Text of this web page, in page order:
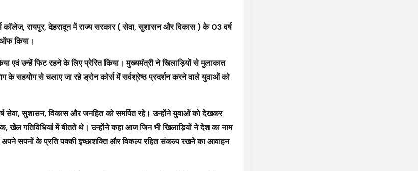
कॉलेज, रायपुर, देहरादून में राज्य सरकार ( सेवा, सुशासन और विकास ) के 03 वर्ष
ऑफ किया।
एवं उन्हें फिट रहने के लिए प्रेरित किया। मुख्यमंत्री ने खिलाड़ियों से मुलाकात
के सहयोग से चलाए जा रहे ड्रोन कोर्स में सर्वश्रेष्ठ प्रदर्शन करने वाले युवाओं को
सेवा, सुशासन, विकास और जनहित को समर्पित रहे। उन्होंने युवाओं को देखकर
खेल गतिविधियां में बीतते थे। उन्होंने कहा आज जिन भी खिलाड़ियों ने देश का नाम
अपने सपनों के प्रति पक्की इच्छाशक्ति और विकल्प रहित संकल्प रखने का आवाहन